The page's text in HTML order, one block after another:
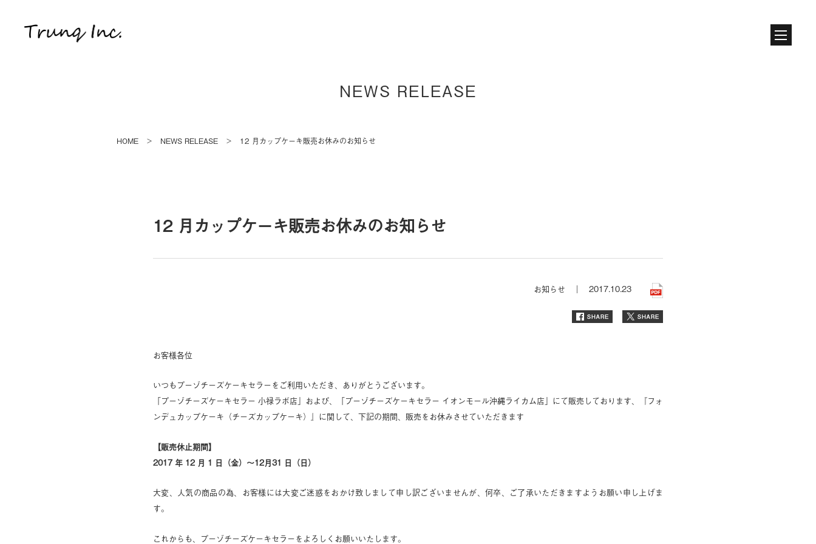
NEWS RELEASE
HOME ＞ NEWS RELEASE ＞ 12 月カップケーキ販売お休みのお知らせ
12 月カップケーキ販売お休みのお知らせ
お知らせ ｜ 2017.10.23
お客様各位
いつもプーゾチーズケーキセラーをご利用いただき、ありがとうございます。
「プーゾチーズケーキセラー 小禄ラボ店」および、「プーゾチーズケーキセラー イオンモール沖縄ライカム店」にて販売しております、『フォ
ンデュカップケーキ（チーズカップケーキ）』に関して、下記の期間、販売をお休みさせていただきます
【販売休止期間】
2017 年 12 月 1 日（金）～12月31 日（日）
大変、人気の商品の為、お客様には大変ご迷惑をおかけ致しまして申し訳ございませんが、何卒、ご了承いただきますようお願い申し上げま
す。
これからも、プーゾチーズケーキセラーをよろしくお願いいたします。